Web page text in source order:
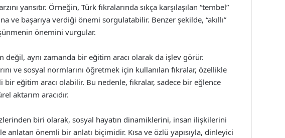
yansıtır. Örneğin, Türk fıkralarında sıkça karşılaşılan “tembel”
ve başarıya verdiği önemi sorgulatabilir. Benzer şekilde, “akıllı”
önemini vurgular.
değil, aynı zamanda bir eğitim aracı olarak da işlev görür.
ve sosyal normlarını öğretmek için kullanılan fıkralar, özellikle
eğitim aracı olabilir. Bu nedenle, fıkralar, sadece bir eğlence
aktarım aracıdır.
biri olarak, sosyal hayatın dinamiklerini, insan ilişkilerini
önemli bir anlatı biçimidir. Kısa ve özlü yapısıyla, dinleyici